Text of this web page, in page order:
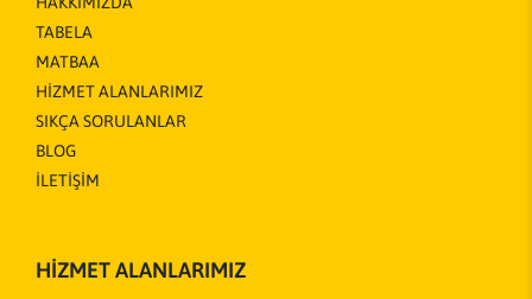
TABELA
MATBAA
HİZMET ALANLARIMIZ
SIKÇA SORULANLAR
BLOG
İLETİŞİM
HİZMET ALANLARIMIZ